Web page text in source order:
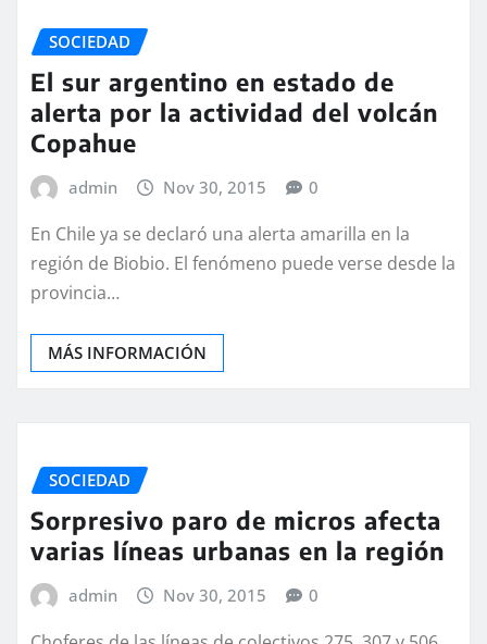
SOCIEDAD
El sur argentino en estado de
alerta por la actividad del volcán
Copahue
admin Nov 30, 2015 0
En Chile ya se declaró una alerta amarilla en la
región de Biobio. El fenómeno puede verse desde la
provincia…
MÁS INFORMACIÓN
SOCIEDAD
Sorpresivo paro de micros afecta
varias líneas urbanas en la región
admin Nov 30, 2015 0